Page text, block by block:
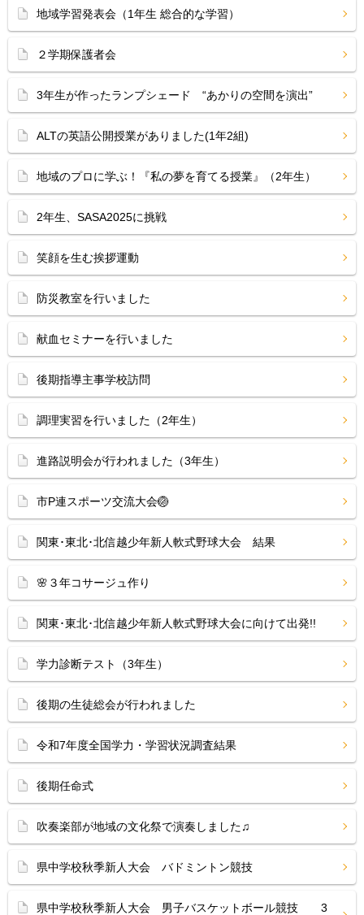
地域学習発表会（1年生 総合的な学習）
２学期保護者会
3年生が作ったランプシェード “あかりの空間を演出”
ALTの英語公開授業がありました(1年2組)
地域のプロに学ぶ！『私の夢を育てる授業』（2年生）
2年生、SASA2025に挑戦
笑顔を生む挨拶運動
防災教室を行いました
献血セミナーを行いました
後期指導主事学校訪問
調理実習を行いました（2年生）
進路説明会が行われました（3年生）
市P連スポーツ交流大会🏐
関東･東北･北信越少年新人軟式野球大会 結果
🌸３年コサージュ作り
関東･東北･北信越少年新人軟式野球大会に向けて出発!!
学力診断テスト（3年生）
後期の生徒総会が行われました
令和7年度全国学力・学習状況調査結果
後期任命式
吹奏楽部が地域の文化祭で演奏しました♫
県中学校秋季新人大会 バドミントン競技
県中学校秋季新人大会 男子バスケットボール競技 3